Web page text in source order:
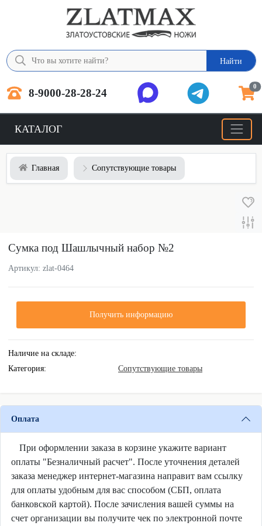
Найти
8-9000-28-28-24 0
КАТАЛОГ
Главная Сопутствующие товары
Сумка под Шашлычный набор №2
Артикул: zlat-0464
Получить информацию
Наличие на складе:
Категория:
Сопутствующие товары
Оплата
При оформлении заказа в корзине укажите вариант
оплаты "Безналичный расчет". После уточнения деталей
заказа менеджер интернет-магазина направит вам ссылку
для оплаты удобным для вас способом (СБП, оплата
банковской картой). После зачисления вашей суммы на
счет организации вы получите чек по электронной почте